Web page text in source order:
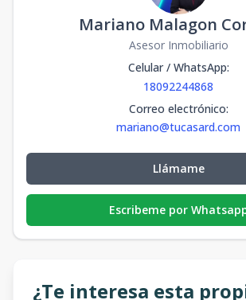
Mariano Malagon
Asesor Inmobiliario
Celular / WhatsApp:
18092244868
Correo electrónico:
mariano@tucasard.com
Llámame
Escribeme por
¿Te interesa esta